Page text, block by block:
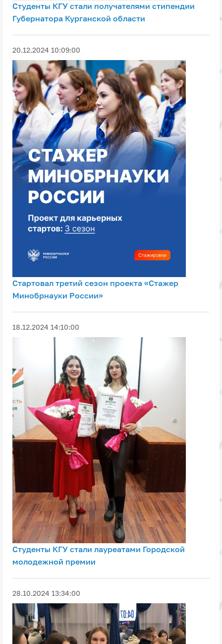
Студенты КГУ стали получателями стипендии
Губернатора Курганской области
20.12.2024 10:09:00
Стартовал третий сезон проекта «Стажер
Минобрнауки России»
18.12.2024 14:10:00
Студенты КГУ стали лауреатами Городской
молодежной премии
28.10.2024 13:34:00